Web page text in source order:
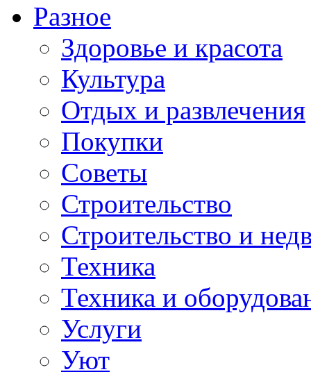
Разное
Здоровье и красота
Культура
Отдых и развлечения
Покупки
Советы
Строительство
Строительство и
Техника
Техника и
Услуги
Уют